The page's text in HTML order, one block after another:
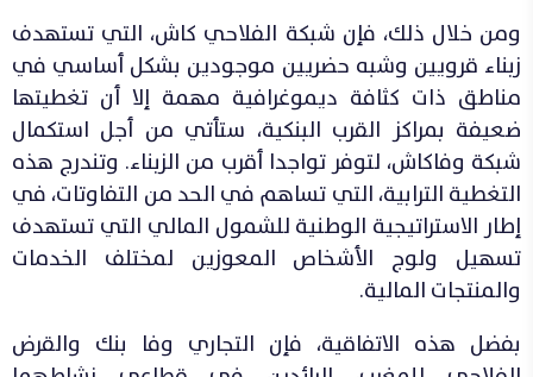
ومن خلال ذلك، فإن شبكة الفلاحي كاش، التي تستهدف
زبناء قرويين وشبه حضريين موجودين بشكل أساسي في
مناطق ذات كثافة ديموغرافية مهمة إلا أن تغطيتها
ضعيفة بمراكز القرب البنكية، ستأتي من أجل استكمال
شبكة وفاكاش، لتوفر تواجدا أقرب من الزبناء. وتندرج هذه
التغطية الترابية، التي تساهم في الحد من التفاوتات، في
إطار الاستراتيجية الوطنية للشمول المالي التي تستهدف
تسهيل ولوج الأشخاص المعوزين لمختلف الخدمات
والمنتجات المالية.
بفضل هذه الاتفاقية، فإن التجاري وفا بنك والقرض